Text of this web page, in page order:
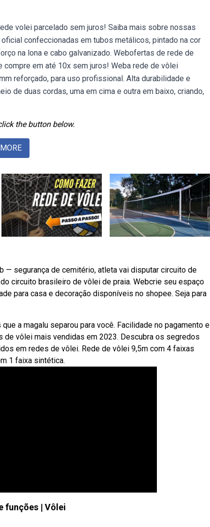
volei parcelado sem juros! Saiba mais sobre nossas
confeccionadas em tubos metálicos, pintado na cor
na lona e cabo galvanizado. Webofertas de rede de
compre em até 10x sem juros! Weba rede de vôlei
reforçado, para uso profissional. Alta durabilidade e
de duas cordas, uma em cima e outra em baixo, criando,
the button below.
— segurança de cemitério, atleta vai disputar circuito de
circuito brasileiro de vôlei de praia. Webcrie seu espaço
para casa e decoração disponíveis no shopee. Seja para
a magalu separou para você. Facilidade no pagamento e
de vôlei mais vendidas em 2023. Descubra os segredos
em redes de vôlei. Rede de vôlei 9,5m com 4 faixas
1 faixa sintética.
funções | Vôlei